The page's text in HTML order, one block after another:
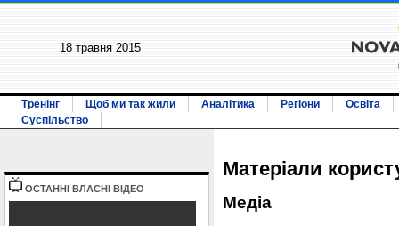
18 травня 2015
Тренінг Щоб ми так жили Аналітика Регіони
Освіта
Суспільство
ОСТАННI ВЛАСНI ВIДЕО
Матерiали
Медiа